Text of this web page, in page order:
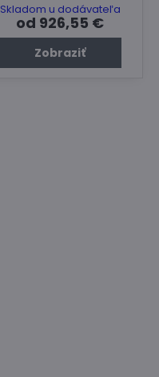
Skladom u dodávateľa
od 926,55 €
Zobraziť